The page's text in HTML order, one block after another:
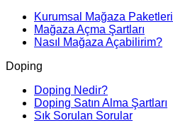
Kurumsal Mağaza Paketleri
Mağaza Açma Şartları
Nasıl Mağaza Açabilirim?
Doping
Doping Nedir?
Doping Satın Alma Şartları
Sık Sorulan Sorular